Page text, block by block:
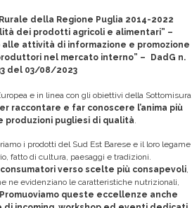
della Regione Puglia 2014-2022
dei prodotti agricoli e alimentari” –
alle attività di informazione e promozione
nel mercato interno” – DadG n.
del 03/08/2023
e in linea con gli obiettivi della Sottomisura
raccontare e far conoscere l’anima più
produzioni pugliesi di qualità.
i prodotti del Sud Est Barese e il loro legame
fatto di cultura, paesaggi e tradizioni.
verso scelte più consapevoli,
ne evidenziano le caratteristiche nutrizionali,
Promuoviamo queste eccellenze anche